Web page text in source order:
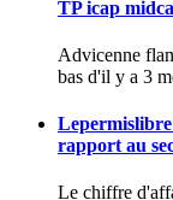
TP icap
Advicenne
bas d'il y a 3
Lepermislibre
rapport au
Le chiffre